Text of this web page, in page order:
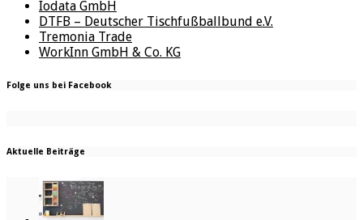
Iodata GmbH
DTFB – Deutscher Tischfußballbund e.V.
Tremonia Trade
WorkInn GmbH & Co. KG
Folge uns bei Facebook
Aktuelle Beiträge